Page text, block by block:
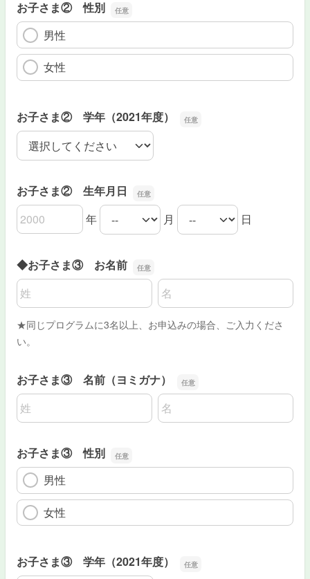
お子さま② 性別
男性
女性
お子さま② 学年（2021年度）
お子さま② 学年（2021年度）
お子さま② 生年月日
お子さま② 生年月日の年
年
お子さま② 生年月日の月 月
お子さま② 生年月日の日 日
◆お子さま③ お名前
名前の姓
名前の名
★同じプログラムに3名以上、お申込みの場合、ご入力くださ
い。
お子さま③ 名前（ヨミガナ）
名前の姓
名前の名
お子さま③ 性別
男性
女性
お子さま③ 学年（2021年度）